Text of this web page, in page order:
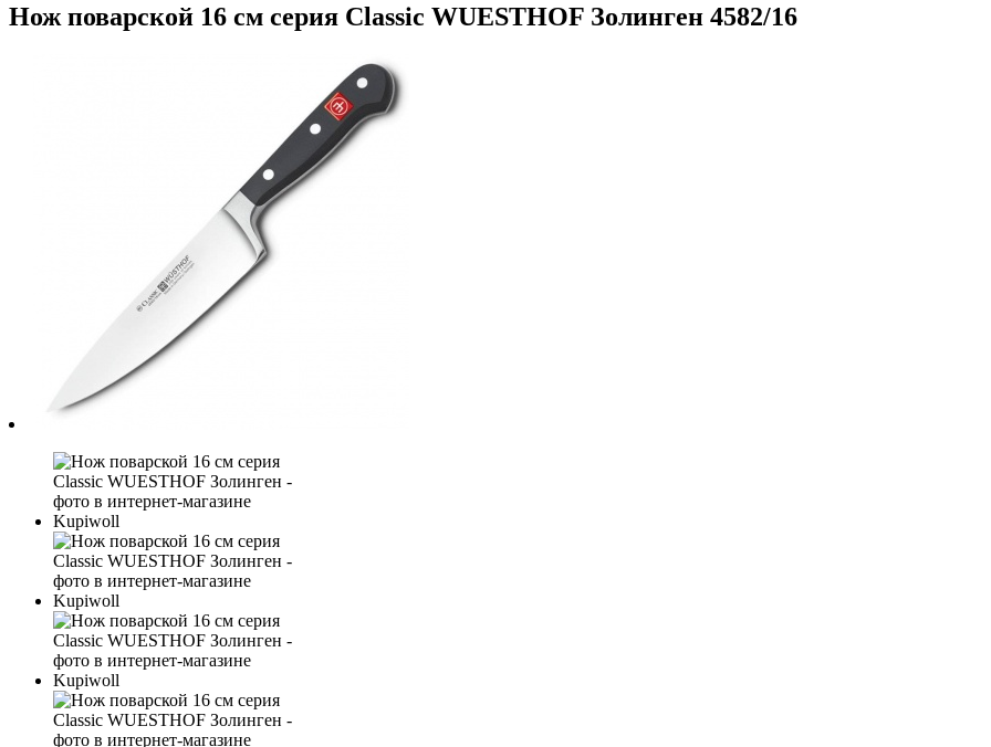
Нож поварской 16 см серия Classic WUESTHOF Золинген 4582/16